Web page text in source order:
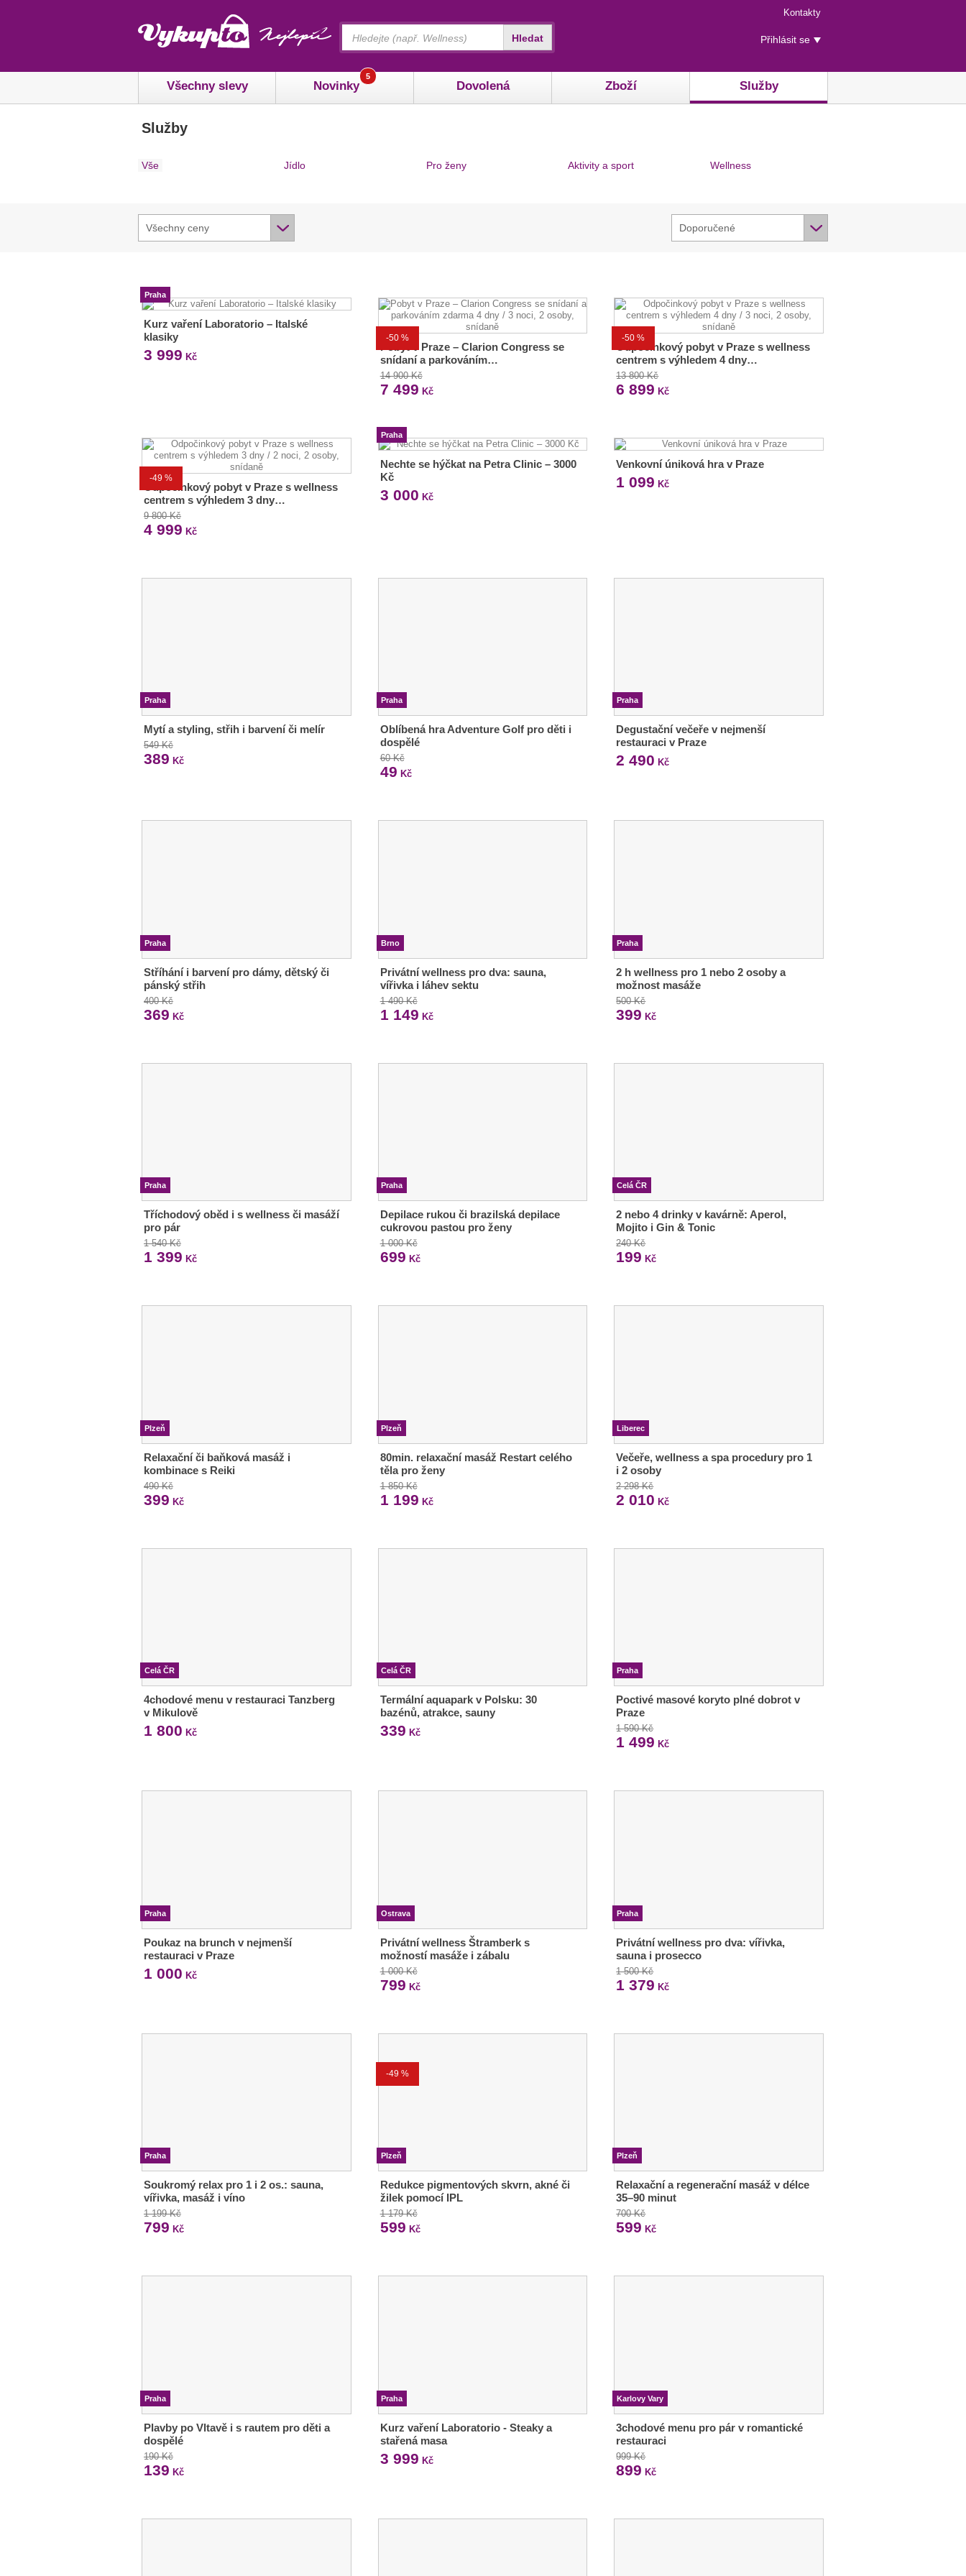
Menu
rychlého
přístupu
Kontakty
Uživatelské
menu
Přihlásit se
Všechny slevy Novinky
5
Dovolená Zboží Služby
Hledat
Služby
Vše Jídlo Pro ženy Aktivity a sport Wellness
Všechny ceny Doporučené
Praha
Kurz vaření Laboratorio – Italské
klasiky
3 999 Kč
-50 %
Pobyt v Praze – Clarion Congress se
snídaní a parkováním…
14 900 Kč
7 499 Kč
-50 %
Odpočinkový pobyt v Praze s wellness
centrem s výhledem 4 dny…
13 800 Kč
6 899 Kč
-49 %
Odpočinkový pobyt v Praze s wellness
centrem s výhledem 3 dny…
9 800 Kč
4 999 Kč
Praha
Nechte se hýčkat na Petra Clinic – 3000
Kč
3 000 Kč
Venkovní úniková hra v Praze
1 099 Kč
Praha
Mytí a styling, střih i barvení či melír
549 Kč
389 Kč
Praha
Oblíbená hra Adventure Golf pro děti i
dospělé
60 Kč
49 Kč
Praha
Degustační večeře v nejmenší
restauraci v Praze
2 490 Kč
Praha
Stříhání i barvení pro dámy, dětský či
pánský střih
400 Kč
369 Kč
Brno
Privátní wellness pro dva: sauna,
vířivka i láhev sektu
1 490 Kč
1 149 Kč
Praha
2 h wellness pro 1 nebo 2 osoby a
možnost masáže
500 Kč
399 Kč
Praha
Tříchodový oběd i s wellness či masáží
pro pár
1 540 Kč
1 399 Kč
Praha
Depilace rukou či brazilská depilace
cukrovou pastou pro ženy
1 000 Kč
699 Kč
Celá ČR
2 nebo 4 drinky v kavárně: Aperol,
Mojito i Gin & Tonic
240 Kč
199 Kč
Plzeň
Relaxační či baňková masáž i
kombinace s Reiki
490 Kč
399 Kč
Plzeň
80min. relaxační masáž Restart celého
těla pro ženy
1 850 Kč
1 199 Kč
Liberec
Večeře, wellness a spa procedury pro 1
i 2 osoby
2 298 Kč
2 010 Kč
Celá ČR
4chodové menu v restauraci Tanzberg
v Mikulově
1 800 Kč
Celá ČR
Termální aquapark v Polsku: 30
bazénů, atrakce, sauny
339 Kč
Praha
Poctivé masové koryto plné dobrot v
Praze
1 590 Kč
1 499 Kč
Praha
Poukaz na brunch v nejmenší
restauraci v Praze
1 000 Kč
Ostrava
Privátní wellness Štramberk s
možností masáže i zábalu
1 000 Kč
799 Kč
Praha
Privátní wellness pro dva: vířivka,
sauna i prosecco
1 500 Kč
1 379 Kč
Praha
Soukromý relax pro 1 i 2 os.: sauna,
vířivka, masáž i víno
1 199 Kč
799 Kč
-49 %
Plzeň
Redukce pigmentových skvrn, akné či
žilek pomocí IPL
1 179 Kč
599 Kč
Plzeň
Relaxační a regenerační masáž v délce
35–90 minut
700 Kč
599 Kč
Praha
Plavby po Vltavě i s rautem pro děti a
dospělé
190 Kč
139 Kč
Praha
Kurz vaření Laboratorio - Steaky a
stařená masa
3 999 Kč
Karlovy Vary
3chodové menu pro pár v romantické
restauraci
999 Kč
899 Kč